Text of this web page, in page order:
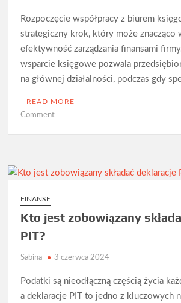
Rozpoczęcie współpracy z biurem
strategiczny krok, który może znacząco
efektywność zarządzania finansami
wsparcie księgowe pozwala
na głównej działalności, podczas gdy
READ MORE
Commenton
biurem
FINANSE
Kto jest zobowiązany
PIT?
Sabina 3 czerwca 2024
Podatki są nieodłączną częścią życia
a deklaracje PIT to jedno z kluczowych